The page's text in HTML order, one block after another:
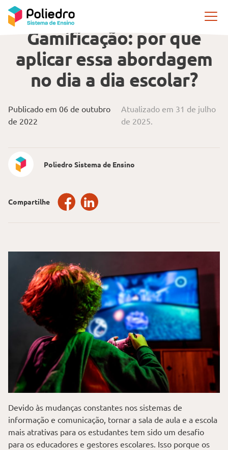
Pular navegação PRÁTICAS PEDAGÓGICAS
Gamificação: por que
aplicar essa abordagem
no dia a dia escolar?
Publicado em 06 de outubro
de 2022
Atualizado em 31 de julho
de 2025.
Poliedro Sistema de Ensino
Compartilhe
Devido às mudanças constantes nos sistemas de
informação e comunicação, tornar a sala de aula e a escola
mais atrativas para os estudantes tem sido um desafio
para os educadores e gestores escolares. Isso porque os